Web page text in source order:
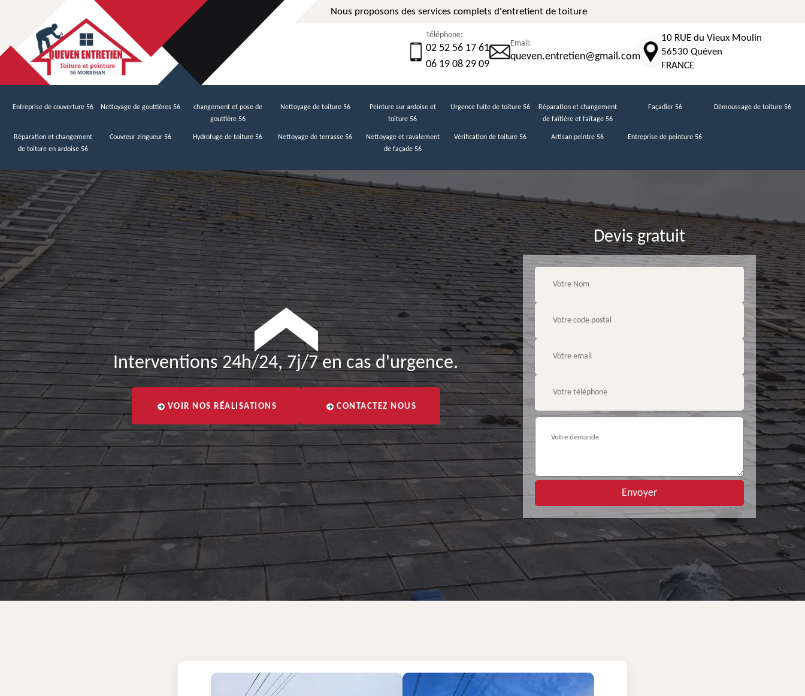
Nous proposons des services complets d'entretient de toiture
Téléphone:
02 52 56 17 61
06 19 08 29 09
Email:
queven.entretien@gmail.com
10 RUE du Vieux Moulin
56530 Quéven
FRANCE
Entreprise de couverture 56 Nettoyage de gouttières 56
changement et pose de
gouttière 56
Nettoyage de toiture 56
Peinture sur ardoise et
toiture 56
Urgence fuite de toiture 56
Réparation et changement
de faîtière et faîtage 56
Façadier 56 Démoussage de toiture 56
Réparation et changement
de toiture en ardoise 56
Couvreur zingueur 56 Hydrofuge de toiture 56 Nettoyage de terrasse 56
Nettoyage et ravalement
de façade 56
Vérification de toiture 56 Artisan peintre 56 Entreprise de peinture 56
Interventions 24h/24, 7j/7 en cas d'urgence.
VOIR NOS RÉALISATIONS CONTACTEZ NOUS
Devis gratuit